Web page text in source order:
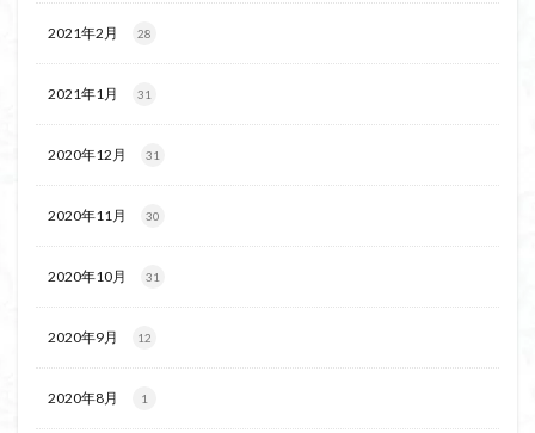
2021年2月 28
2021年1月 31
2020年12月 31
2020年11月 30
2020年10月 31
2020年9月 12
2020年8月 1